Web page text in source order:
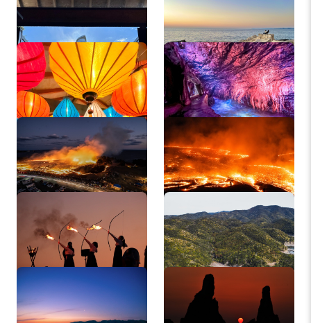
白浜温泉 白浜銀座足湯
横丁
三段壁洞窟
潮岬 本州最南端の火祭
り
潮岬 本州最南端の火祭
り
潮岬 本州最南端の火祭
白浜町
橋杭岩 橋杭岩